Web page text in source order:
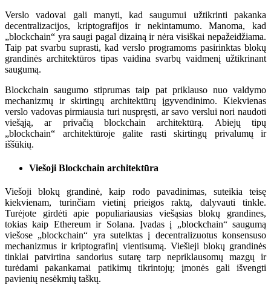
Verslo vadovai gali manyti, kad saugumui užtikrinti pakanka
decentralizacijos, kriptografijos ir nekintamumo. Manoma, kad
„blockchain“ yra saugi pagal dizainą ir nėra visiškai nepažeidžiama.
Taip pat svarbu suprasti, kad verslo programoms pasirinktas blokų
grandinės architektūros tipas vaidina svarbų vaidmenį užtikrinant
saugumą.
Blockchain saugumo stiprumas taip pat priklauso nuo valdymo
mechanizmų ir skirtingų architektūrų įgyvendinimo. Kiekvienas
verslo vadovas pirmiausia turi nuspręsti, ar savo verslui nori naudoti
viešąją, ar privačią blockchain architektūrą. Abiejų tipų
„blockchain“ architektūroje galite rasti skirtingų privalumų ir
iššūkių.
Viešoji Blockchain architektūra
Viešoji blokų grandinė, kaip rodo pavadinimas, suteikia teisę
kiekvienam, turinčiam vietinį prieigos raktą, dalyvauti tinkle.
Turėjote girdėti apie populiariausias viešąsias blokų grandines,
tokias kaip Ethereum ir Solana. Įvadas į „blockchain“ saugumą
viešose „blockchain“ yra sutelktas į decentralizuotus konsensuso
mechanizmus ir kriptografinį vientisumą. Viešieji blokų grandinės
tinklai patvirtina sandorius sutarę tarp nepriklausomų mazgų ir
turėdami pakankamai patikimų tikrintojų; įmonės gali išvengti
pavienių nesėkmių taškų.